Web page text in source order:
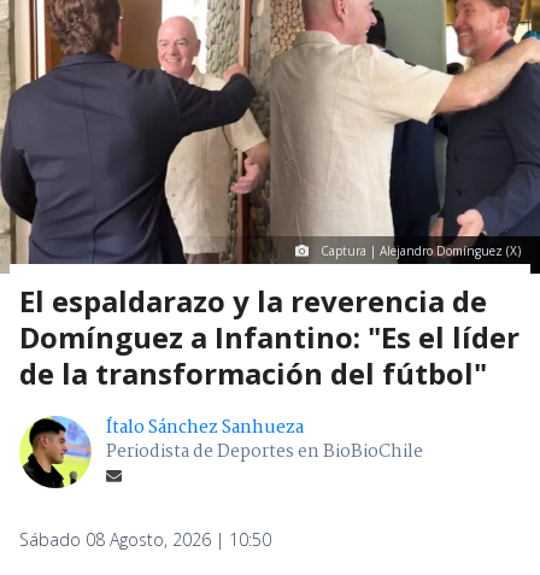
Captura | Alejandro Domínguez (X)
El espaldarazo y la reverencia de
Domínguez a Infantino: "Es el líder
de la transformación del fútbol"
Ítalo Sánchez Sanhueza
Periodista de Deportes en BioBioChile
Sábado 08 Agosto, 2026 | 10:50